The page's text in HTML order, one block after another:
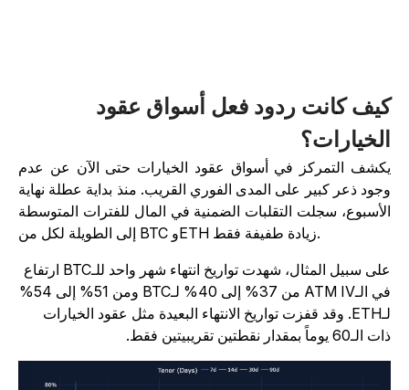
كانت ردود فعل أسواق عقود
التمركز في أسواق عقود الخيارات حتى الآن عن عدم
ذعر كبير على المدى الفوري القريب. منذ بداية عطلة نهاية
سجلت التقلبات الضمنية في المال للفترات المتوسطة
على سبيل المثال، شهدت تواريخ انتهاء شهر واحد للـBTC ارتفاع
في الـATM IV من 37% إلى 40% لـBTC ومن 51% إلى 54%
لـETH. وقد قفزت تواريخ الانتهاء البعيدة مثل عقود الخيارات
يوماً بمقدار نقطتين تقريبيتين فقط.